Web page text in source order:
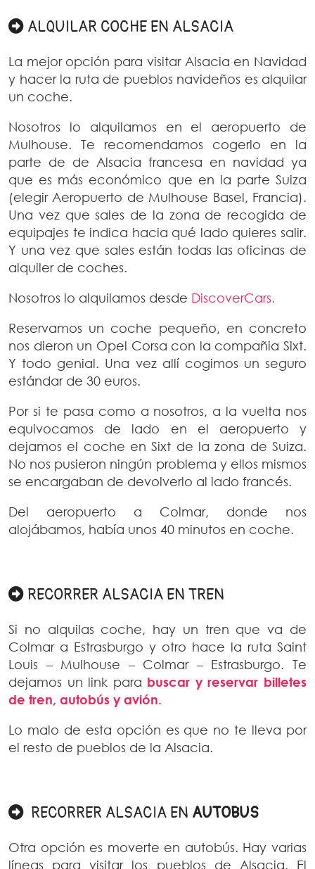
ALQUILAR COCHE EN ALSACIA
La mejor opción para visitar Alsacia en Navidad
y hacer la ruta de pueblos navideños es alquilar
un coche.
Nosotros lo alquilamos en el aeropuerto de
Mulhouse. Te recomendamos cogerlo en la
parte de de Alsacia francesa en navidad ya
que es más económico que en la parte Suiza
(elegir Aeropuerto de Mulhouse Basel, Francia).
Una vez que sales de la zona de recogida de
equipajes te indica hacia qué lado quieres salir.
Y una vez que sales están todas las oficinas de
alquiler de coches.
Nosotros lo alquilamos desde DiscoverCars.
Reservamos un coche pequeño, en concreto
nos dieron un Opel Corsa con la compañia Sixt.
Y todo genial. Una vez allí cogimos un seguro
estándar de 30 euros.
Por si te pasa como a nosotros, a la vuelta nos
equivocamos de lado en el aeropuerto y
dejamos el coche en Sixt de la zona de Suiza.
No nos pusieron ningún problema y ellos mismos
se encargaban de devolverlo al lado francés.
Del aeropuerto a Colmar, donde nos
alojábamos, había unos 40 minutos en coche.
RECORRER ALSACIA EN TREN
Si no alquilas coche, hay un tren que va de
Colmar a Estrasburgo y otro hace la ruta Saint
Louis – Mulhouse – Colmar – Estrasburgo. Te
dejamos un link para buscar y reservar billetes
de tren, autobús y avión.
Lo malo de esta opción es que no te lleva por
el resto de pueblos de la Alsacia.
RECORRER ALSACIA EN AUTOBUS
Otra opción es moverte en autobús. Hay varias
líneas para visitar los pueblos de Alsacia. El